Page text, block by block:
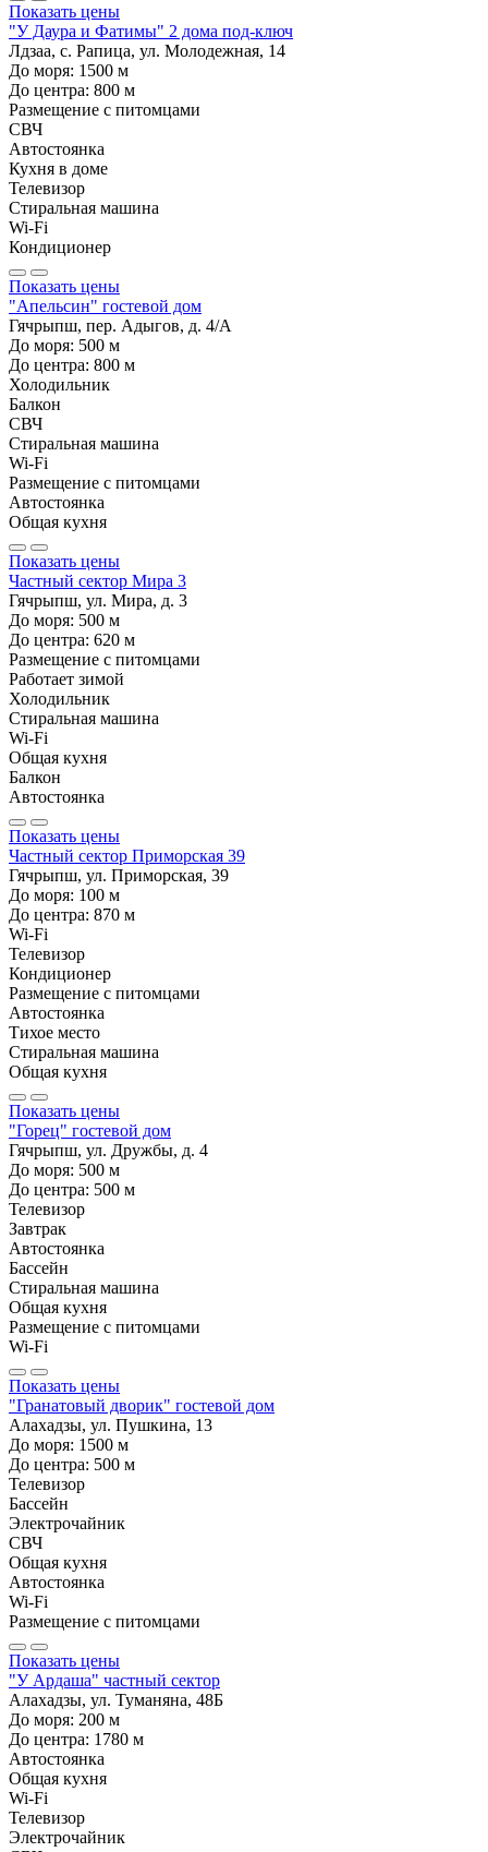
Показать цены
"У Даура и Фатимы" 2 дома под-ключ
Лдзаа, с. Рапица, ул. Молодежная, 14
До моря: 1500 м
До центра: 800 м
Размещение с питомцами
СВЧ
Автостоянка
Кухня в доме
Телевизор
Стиральная машина
Wi-Fi
Кондиционер
Показать цены
"Апельсин" гостевой дом
Гячрыпш, пер. Адыгов, д. 4/А
До моря: 500 м
До центра: 800 м
Холодильник
Балкон
СВЧ
Стиральная машина
Wi-Fi
Размещение с питомцами
Автостоянка
Общая кухня
Показать цены
Частный сектор Мира 3
Гячрыпш, ул. Мира, д. 3
До моря: 500 м
До центра: 620 м
Размещение с питомцами
Работает зимой
Холодильник
Стиральная машина
Wi-Fi
Общая кухня
Балкон
Автостоянка
Показать цены
Частный сектор Приморская 39
Гячрыпш, ул. Приморская, 39
До моря: 100 м
До центра: 870 м
Wi-Fi
Телевизор
Кондиционер
Размещение с питомцами
Автостоянка
Тихое место
Стиральная машина
Общая кухня
Показать цены
"Горец" гостевой дом
Гячрыпш, ул. Дружбы, д. 4
До моря: 500 м
До центра: 500 м
Телевизор
Завтрак
Автостоянка
Бассейн
Стиральная машина
Общая кухня
Размещение с питомцами
Wi-Fi
Показать цены
"Гранатовый дворик" гостевой дом
Алахадзы, ул. Пушкина, 13
До моря: 1500 м
До центра: 500 м
Телевизор
Бассейн
Электрочайник
СВЧ
Общая кухня
Автостоянка
Wi-Fi
Размещение с питомцами
Показать цены
"У Ардаша" частный сектор
Алахадзы, ул. Туманяна, 48Б
До моря: 200 м
До центра: 1780 м
Автостоянка
Общая кухня
Wi-Fi
Телевизор
Электрочайник